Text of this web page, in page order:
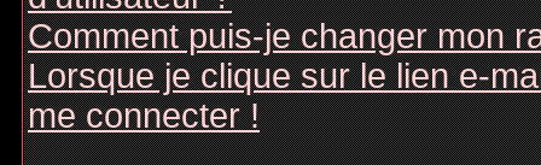
Comment puis-je changer mon
Lorsque je clique sur le lien e-
me connecter !